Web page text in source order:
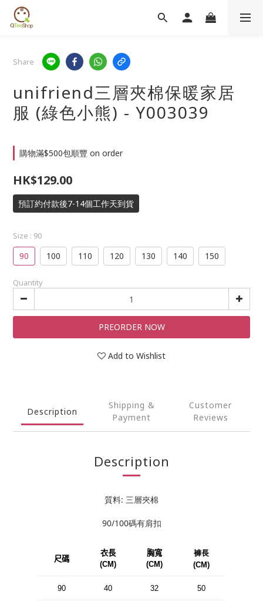
Share
unifriend三層夾棉保暖家居
服 (綠色小熊) - Y003039
購物滿$500包順豐 on order
HK$129.00
預訂約付款後7-14個工作天到貨
Size : 90
90 100 110 120 130 140 150
Quantity
PREORDER NOW
Add to Wishlist
Description
Shipping &
Payment
Customer
Reviews
Description
質料: 三層夾棉
90/100碼有肩扣
尺碼
衣長
(CM)
胸寬
(CM)
褲長
(CM)
90 40 32 50